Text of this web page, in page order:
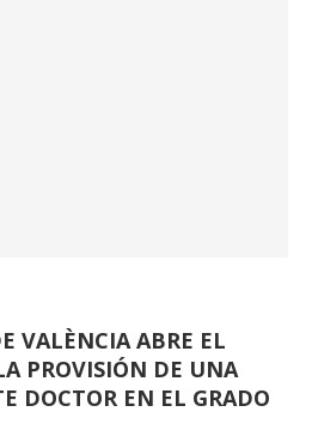
VALÈNCIA ABRE EL
PROVISIÓN DE UNA
DOCTOR EN EL GRADO